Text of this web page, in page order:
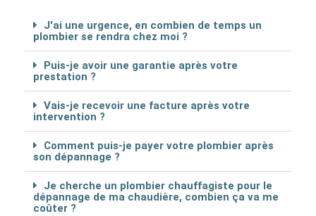
J'ai une urgence, en combien de temps un
plombier se rendra chez moi ?
Puis-je avoir une garantie après votre
prestation ?
Vais-je recevoir une facture après votre
intervention ?
Comment puis-je payer votre plombier après
son dépannage ?
Je cherche un plombier chauffagiste pour le
dépannage de ma chaudière, combien ça va me
coûter ?